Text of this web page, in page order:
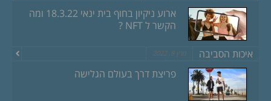
ארוע ניקיון בחוף בית ינאי 18.3.22 ומה
הקשר ל NFT ?
איכות הסביבה מרץ 8, 2022
פריצת דרך בעולם הגלישה